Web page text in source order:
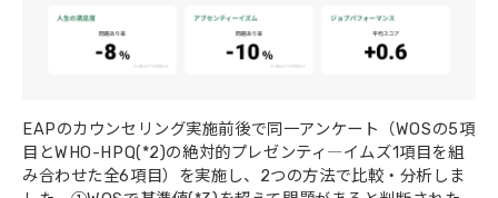
EAPのカウンセリング実施前後で同一アンケート（WOSの5項
目とWHO-HPQ(*2)の絶対的プレゼンティ―イムズ1項目を組
み合わせた全6項目）を実施し、2つの方法で比較・分析しま